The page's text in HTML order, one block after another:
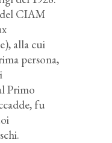
CIAM
alla cui
persona,
Primo
fu